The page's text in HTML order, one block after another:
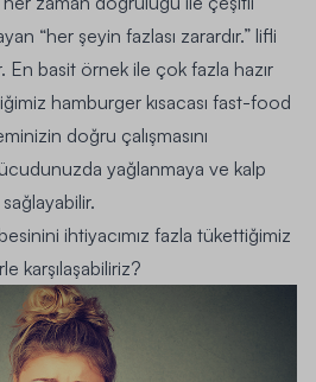
“her şeyin fazlası zarardır.” lifli
basit örnek ile çok fazla hazır
hamburger kısacası fast-food
doğru çalışmasını
yağlanmaya ve kalp
sağlayabilir.
ihtiyacımız fazla tükettiğimiz
karşılaşabiliriz?